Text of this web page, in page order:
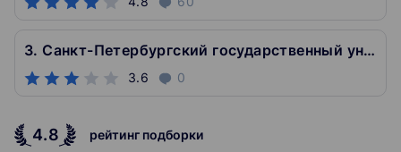
3. Санкт-Петербургский государственный университет
3.6 0
4.8 рейтинг подборки